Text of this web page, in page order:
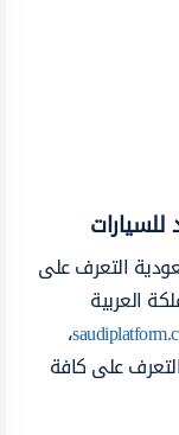
التعرف على
العربية
،
على كافة